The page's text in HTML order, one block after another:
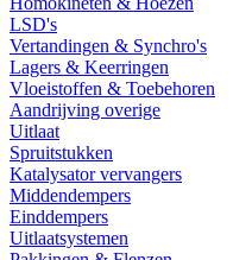
LSD's
Vertandingen & Synchro's
Lagers & Keerringen
Vloeistoffen & Toebehoren
Aandrijving overige
Uitlaat
Spruitstukken
Katalysator vervangers
Middendempers
Einddempers
Uitlaatsystemen